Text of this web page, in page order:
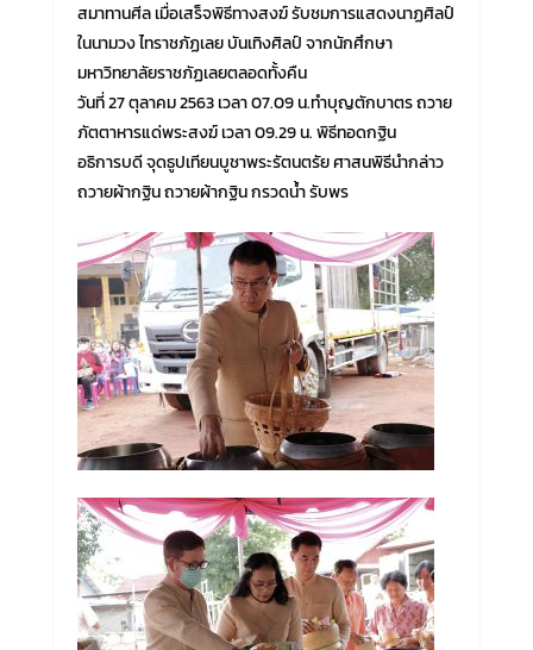
สมาทานศีล เมื่อเสร็จพิธีทางสงฆ์ รับชมการแสดงนาฏศิลป์
ในนามวง ไทราชภัฏเลย บันเทิงศิลป์ จากนักศึกษา
มหาวิทยาลัยราชภัฏเลยตลอดทั้งคืน
วันที่ 27 ตุลาคม 2563 เวลา 07.09 น.ทำบุญตักบาตร ถวาย
ภัตตาหารแด่พระสงฆ์ เวลา 09.29 น. พิธีทอดกฐิน
อธิการบดี จุดธูปเทียนบูชาพระรัตนตรัย ศาสนพิธีนำกล่าว
ถวายผ้ากฐิน ถวายผ้ากฐิน กรวดน้ำ รับพร